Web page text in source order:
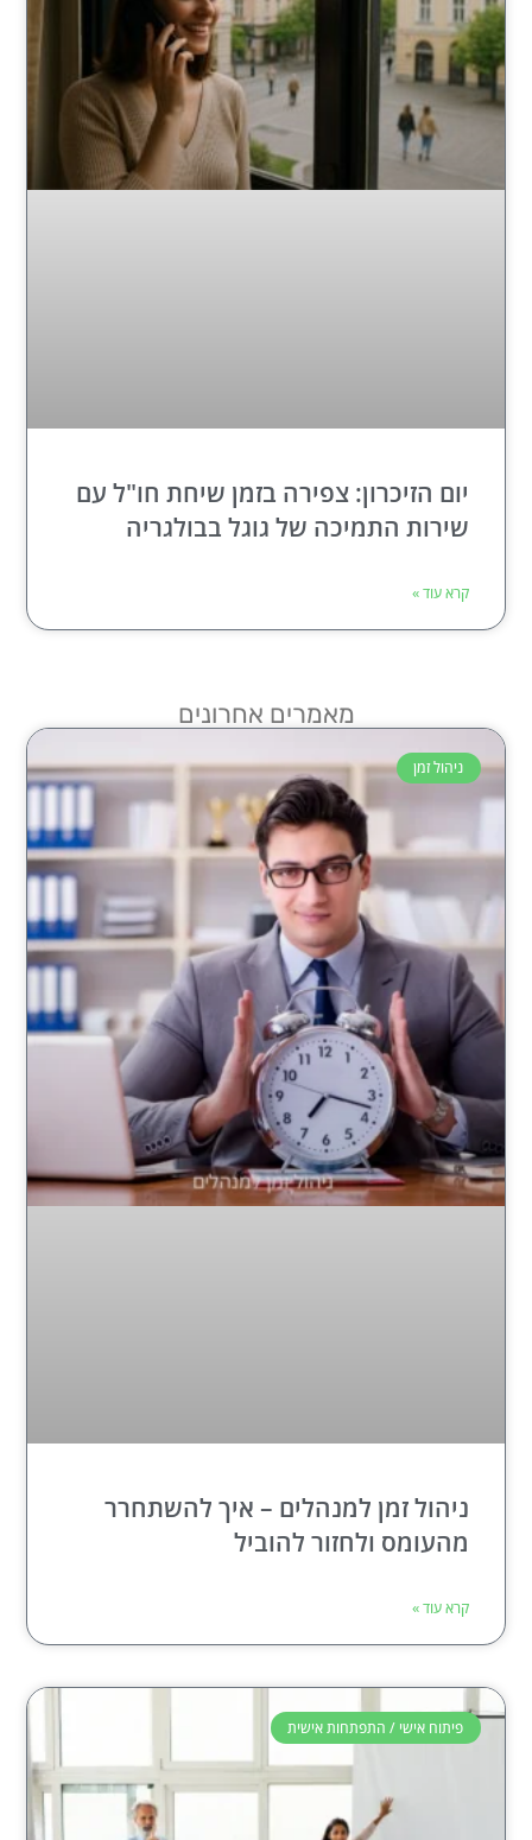
יום הזיכרון: צפירה בזמן שיחת חו"ל עם
שירות התמיכה של גוגל בבולגריה
קרא עוד »
מאמרים אחרונים
ניהול זמן
ניהול זמן למנהלים – איך להשתחרר
מהעומס ולחזור להוביל
קרא עוד »
פיתוח אישי / התפתחות אישית